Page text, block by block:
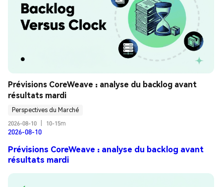
Prévisions CoreWeave : analyse du backlog avant
résultats mardi
Perspectives du Marché
2026-08-10
10-15m
2026-08-10
Prévisions CoreWeave : analyse du backlog avant
résultats mardi